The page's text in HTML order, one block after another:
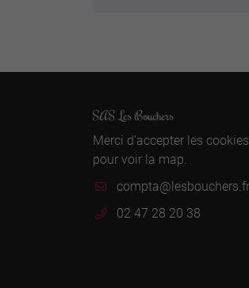
SAS Les Bouchers
Merci d'accepter les cookies
pour voir la map.
02 47 28 20 38